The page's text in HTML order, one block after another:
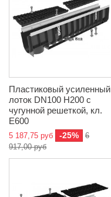
Пластиковый усиленный
лоток DN100 H200 с
чугунной решеткой, кл.
E600
5 187,75 руб -25%
6
917,00 руб